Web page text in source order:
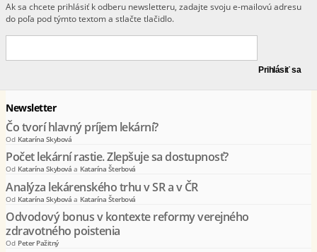
Ak sa chcete prihlásiť k odberu newsletteru, zadajte svoju e-mailovú adresu
do poľa pod týmto textom a stlačte tlačidlo.
Newsletter
Čo tvorí hlavný príjem lekární?
Od Katarína Skybová
Počet lekární rastie. Zlepšuje sa dostupnosť?
Od Katarína Skybová a Katarína Šterbová
Analýza lekárenského trhu v SR a v ČR
Od Katarína Skybová a Katarína Šterbová
Odvodový bonus v kontexte reformy verejného
zdravotného poistenia
Od Peter Pažitný